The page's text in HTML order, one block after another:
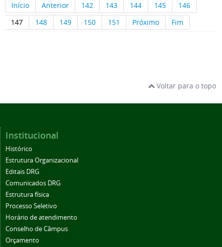
Início
Anterior 142 143 144 145
146
147
148 149 150 151 Próximo Fim
Voltar para o topo
Institucional
Histórico
Estrutura Organizacional
Editais DRG
Comunicados DRG
Estrutura física
Processo Seletivo
Horário de atendimento
Conselho de Câmpus
Orçamento